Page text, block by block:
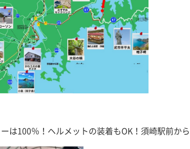
は100％！ヘルメットの装着もOK！須崎駅前から